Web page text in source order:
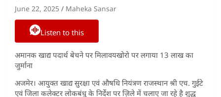
June 22, 2025 Maheka Sansar
Listen to this
अमानक खाद्य पदार्थ बेचने पर मिलावयखोरो पर लगाया 13 लाख का
जुर्माना
अजमेर। आयुक्त खाद्य सुरक्षा एवं औषधि नियंत्रण राजस्थान श्री एच. गुईटे
एवं जिला कलेक्टर लोकबंधु के निर्देश पर ज़िले में चलाए जा रहे है शुद्ध